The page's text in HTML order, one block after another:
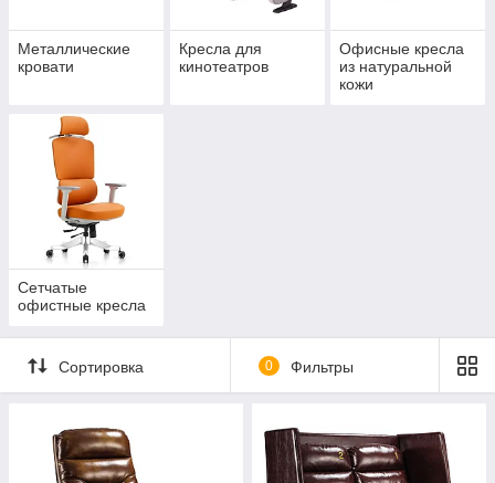
Металлические
кровати
Кресла для
кинотеатров
Офисные кресла
из натуральной
кожи
Сетчатые
офистные кресла
Сортировка 0 Фильтры